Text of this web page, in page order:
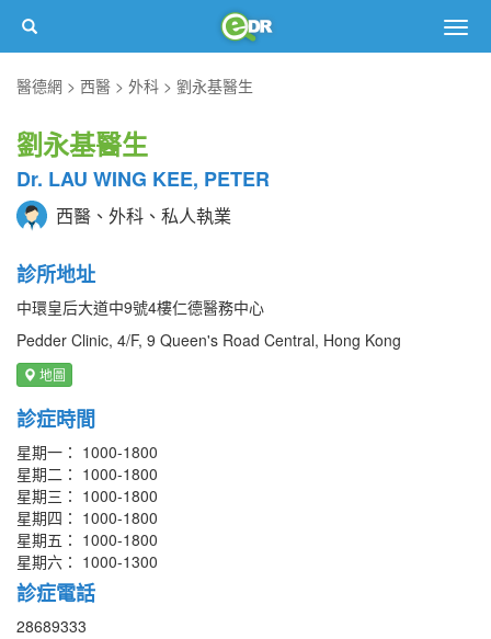
醫德網
西醫 外科 劉永基醫生
劉永基醫生
Dr. LAU WING KEE, PETER
西醫、外科、私人執業
診所地址
中環皇后大道中9號4樓仁德醫務中心
Pedder Clinic, 4/F, 9 Queen's Road Central, Hong Kong
地圖
診症時間
星期一： 1000-1800
星期二： 1000-1800
星期三： 1000-1800
星期四： 1000-1800
星期五： 1000-1800
星期六： 1000-1300
診症電話
28689333